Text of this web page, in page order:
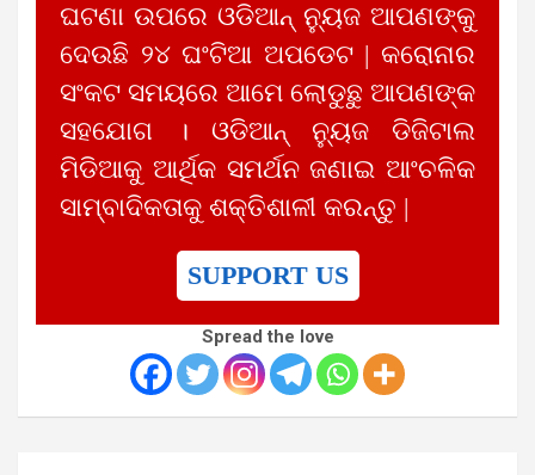
ଘଟଣା ଉପରେ ଓଡିଆନ୍ ନ୍ୟୁଜ ଆପଣଙ୍କୁ
ଦେଉଛି ୨୪ ଘଂଟିଆ ଅପଡେଟ | କରୋନାର
ସଂକଟ ସମୟରେ ଆମେ ଲୋଡୁଛୁ ଆପଣଙ୍କ
ସହଯୋଗ । ଓଡିଆନ୍ ନ୍ୟୁଜ ଡିଜିଟାଲ
ମିଡିଆକୁ ଆର୍ଥିକ ସମର୍ଥନ ଜଣାଇ ଆଂଚଳିକ
ସାମ୍ବାଦିକତାକୁ ଶକ୍ତିଶାଳୀ କରନ୍ତୁ |
SUPPORT US
Spread the love